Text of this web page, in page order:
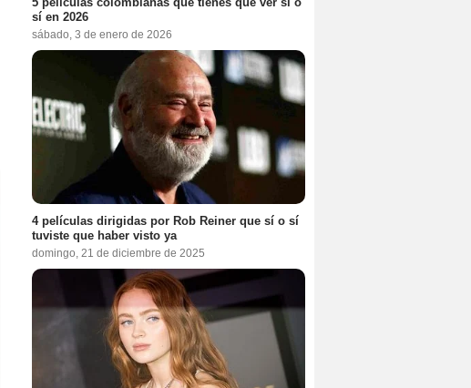
sí en 2026
sábado, 3 de enero de 2026
4 películas dirigidas por Rob Reiner que sí o sí
tuviste que haber visto ya
domingo, 21 de diciembre de 2025